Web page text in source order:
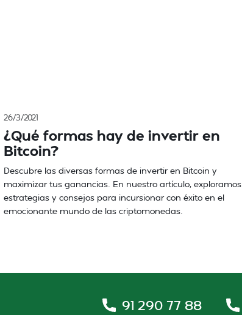
26/3/2021
¿Qué formas hay de invertir en
Bitcoin?
Descubre las diversas formas de invertir en Bitcoin y
maximizar tus ganancias. En nuestro artículo, exploramos
estrategias y consejos para incursionar con éxito en el
emocionante mundo de las criptomonedas.
91 290 77 88